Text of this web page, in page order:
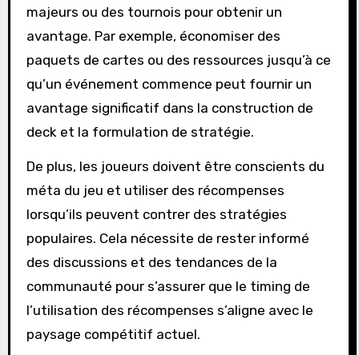
majeurs ou des tournois pour obtenir un
avantage. Par exemple, économiser des
paquets de cartes ou des ressources jusqu’à ce
qu’un événement commence peut fournir un
avantage significatif dans la construction de
deck et la formulation de stratégie.
De plus, les joueurs doivent être conscients du
méta du jeu et utiliser des récompenses
lorsqu’ils peuvent contrer des stratégies
populaires. Cela nécessite de rester informé
des discussions et des tendances de la
communauté pour s’assurer que le timing de
l’utilisation des récompenses s’aligne avec le
paysage compétitif actuel.